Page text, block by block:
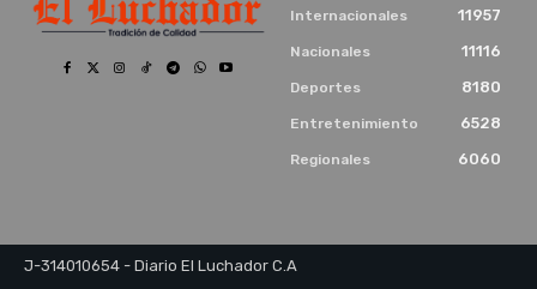
Internacionales 11957
Nacionales 11116
Deportes 8180
Entretenimiento 6528
Regionales 6060
J-314010654 - Diario El Luchador C.A